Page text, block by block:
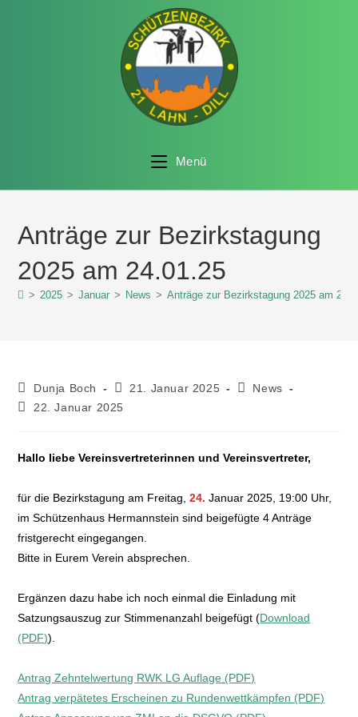
Menü
Anträge zur Bezirkstagung
2025 am 24.01.25
> 2025 > Januar > News > Anträge zur Bezirkstagung 2025 am
Dunja Boch 21. Januar 2025
News
22. Januar 2025
Hallo liebe Vereinsvertreterinnen und Vereinsvertreter,
für die Bezirkstagung am Freitag,24. Januar 2025, 19:00 Uhr,
im Schützenhaus Hermannstein sind beigefügte 4 Anträge
fristgerecht eingegangen.
Bitte in Eurem Verein absprechen.
Ergänzen dazu habe ich noch einmal die Einladung mit
Satzungsauszug zur Stimmenanzahl beigefügt (Download
(PDF)).
Antrag Zehntelwertung RWK LG Auflage (PDF)
Antrag verpätetes Erscheinen zu Rundenwettkämpfen (PDF)